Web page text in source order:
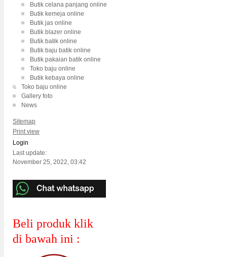
Butik celana panjang online
Butik kemeja online
Butik jas online
Butik blazer online
Butik batik online
Butik baju batik online
Butik pakaian batik online
Toko baju online
Butik kebaya online
Toko baju online
Gallery foto
News
Sitemap
Print view
Login
Last update:
November 25, 2022, 03:42
Beli produk klik
di bawah ini :